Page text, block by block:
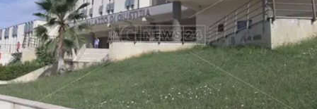
Android
Apple